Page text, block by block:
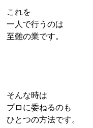
これを
一人で行うのは
至難の業です。
そんな時は
プロに委ねるのも
ひとつの方法です。